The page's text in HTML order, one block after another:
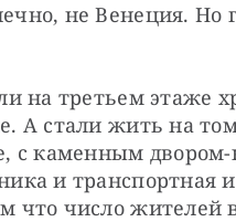
не Венеция. Но
на третьем этаже
А стали жить на
с каменным
и транспортная
число жителей